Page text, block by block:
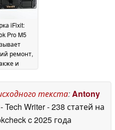
iFixit:
Pro M5
ремонт,
и
текста: Antony
- Tech Writer- 238 статей на
c 2025 года